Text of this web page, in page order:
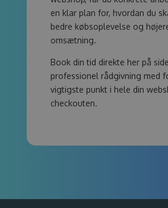
en klar plan for, hvordan du
bedre købsoplevelse og
omsætning.
Book din tid direkte her på
professionel rådgivning med
vigtigste punkt i hele din
checkouten.